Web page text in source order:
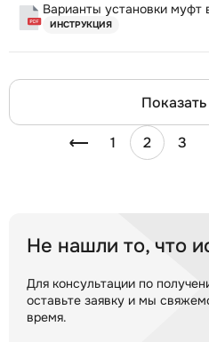
Варианты установки
ИНСТРУКЦИЯ
1 2 3
Не нашли то, что
Для консультации по
оставьте заявку и мы
время.